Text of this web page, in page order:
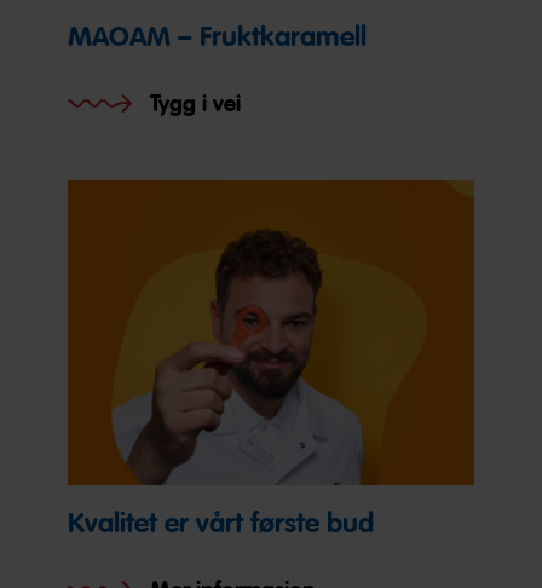
MAOAM – Fruktkaramell
Tygg i vei
Kvalitet er vårt første bud